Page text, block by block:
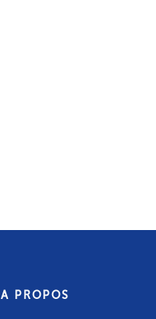
A PROPOS